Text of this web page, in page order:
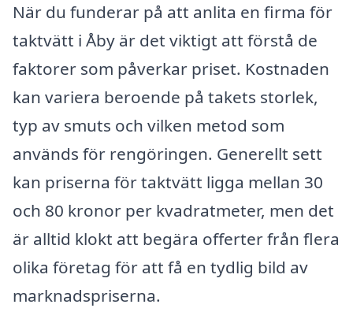
När du funderar på att anlita en firma för
taktvätt i Åby är det viktigt att förstå de
faktorer som påverkar priset. Kostnaden
kan variera beroende på takets storlek,
typ av smuts och vilken metod som
används för rengöringen. Generellt sett
kan priserna för taktvätt ligga mellan 30
och 80 kronor per kvadratmeter, men det
är alltid klokt att begära offerter från flera
olika företag för att få en tydlig bild av
marknadspriserna.